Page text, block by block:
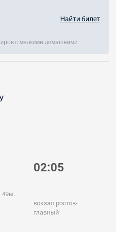
Найти билет
с мелкими домашними
49м.
02:05
вокзал ростов-
главный